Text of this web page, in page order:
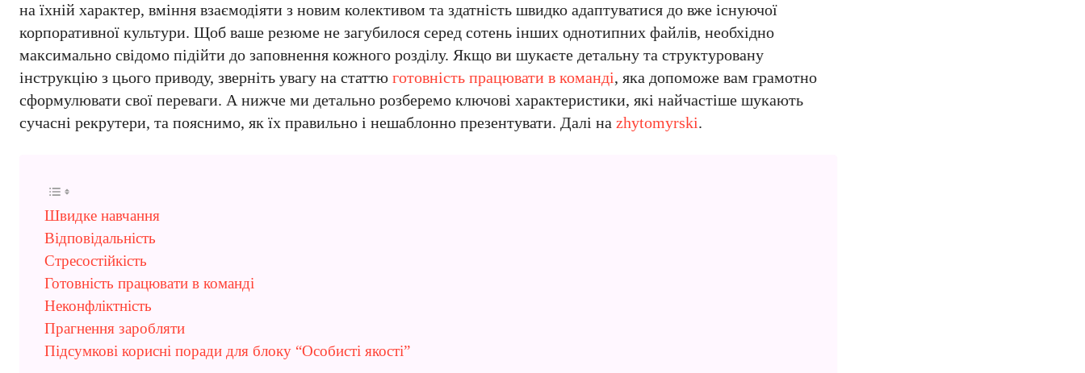
на їхній характер, вміння взаємодіяти з новим колективом та здатність швидко адаптуватися до вже існуючої
корпоративної культури. Щоб ваше резюме не загубилося серед сотень інших однотипних файлів, необхідно
максимально свідомо підійти до заповнення кожного розділу. Якщо ви шукаєте детальну та структуровану
інструкцію з цього приводу, зверніть увагу на статтю готовність працювати в команді, яка допоможе вам грамотно
сформулювати свої переваги. А нижче ми детально розберемо ключові характеристики, які найчастіше шукають
сучасні рекрутери, та пояснимо, як їх правильно і нешаблонно презентувати. Далі на zhytomyrski.
Швидке навчання
Відповідальність
Стресостійкість
Готовність працювати в команді
Неконфліктність
Прагнення заробляти
Підсумкові корисні поради для блоку “Особисті якості”